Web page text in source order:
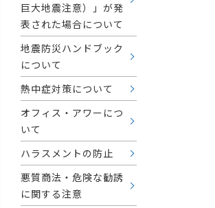
巨大地震注意）」が発
表された場合について
地震防災ハンドブック
について
熱中症対策について
オフィス・アワーにつ
いて
ハラスメントの防止
悪質商法・危険な勧誘
に関する注意